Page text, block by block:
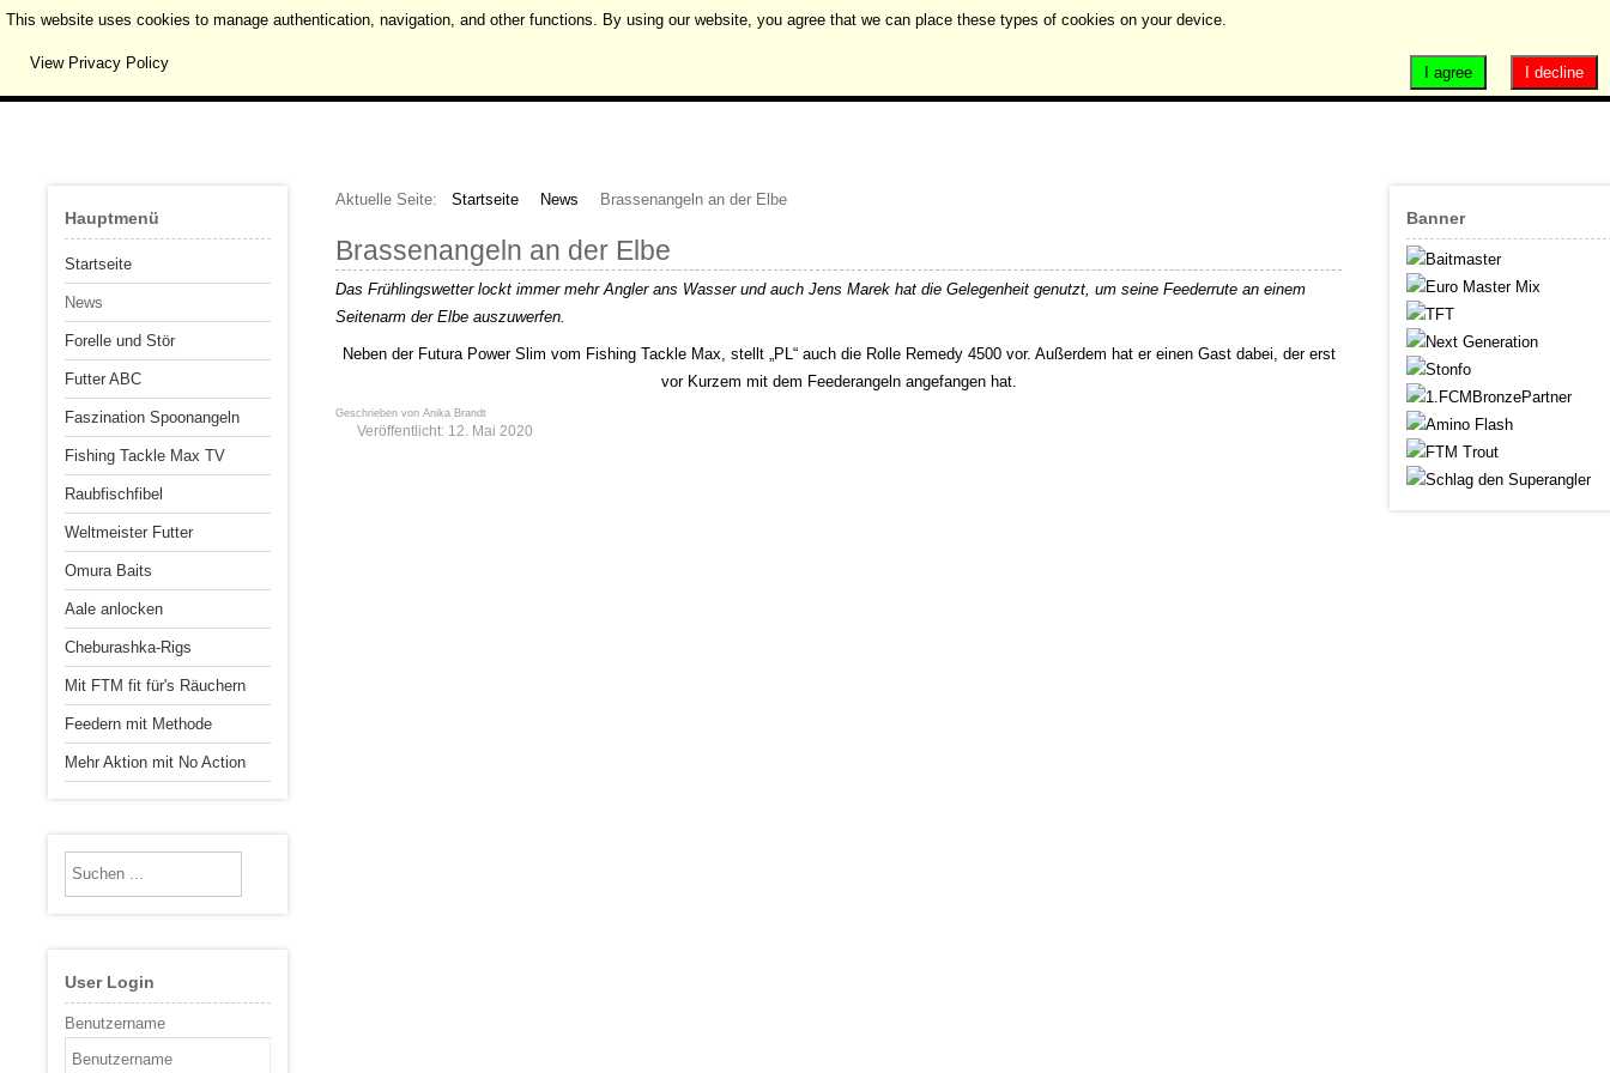
Hauptmenü
Startseite
News
Forelle und Stör
Futter ABC
Faszination Spoonangeln
Fishing Tackle Max TV
Raubfischfibel
Weltmeister Futter
Omura Baits
Aale anlocken
Cheburashka-Rigs
Mit FTM fit für's Räuchern
Feedern mit Methode
Mehr Aktion mit No Action
User Login
Benutzername
Banner
Aktuelle Seite: Startseite News Brassenangeln an der Elbe
Brassenangeln an der Elbe
Das Frühlingswetter lockt immer mehr Angler ans Wasser und auch Jens Marek hat die Gelegenheit genutzt, um seine Feederrute an einem
Seitenarm der Elbe auszuwerfen.
Neben der Futura Power Slim vom Fishing Tackle Max, stellt „PL“ auch die Rolle Remedy 4500 vor. Außerdem hat er einen Gast dabei, der erst
vor Kurzem mit dem Feederangeln angefangen hat.
Geschrieben von Anika Brandt
Veröffentlicht: 12. Mai 2020
This website uses cookies to manage authentication, navigation, and other functions. By using our website, you agree that we can place these types of cookies on your device.
View Privacy Policy
I decline
I agree